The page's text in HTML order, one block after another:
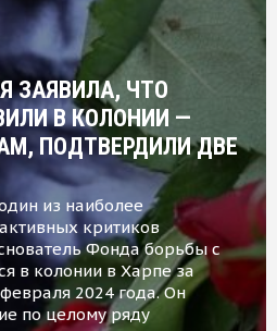
ЗАЯВИЛА, ЧТО
В КОЛОНИИ —
ПОДТВЕРДИЛИ ДВЕ
из наиболее
критиков
Фонда борьбы с
в колонии в Харпе за
2024 года. Он
по целому ряду